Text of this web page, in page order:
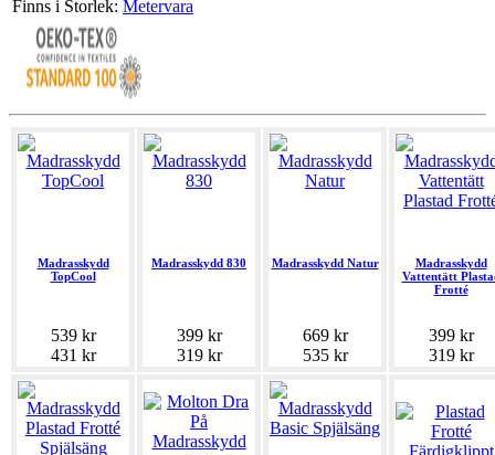
Finns i Storlek: Metervara
Madrasskydd
TopCool
539 kr
431 kr
Madrasskydd 830
399 kr
319 kr
Madrasskydd Natur
669 kr
535 kr
Madrasskydd
Vattentätt
Frotté
399 kr
319 kr